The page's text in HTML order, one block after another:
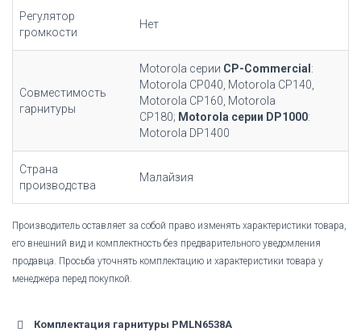
Регулятор
громкости
Нет
Совместимость
гарнитуры
Motorola серии CP-Commercial :
Motorola CP040, Motorola CP140,
Motorola CP160, Motorola
CP180; Motorola серии DP1000:
Motorola DP1400
Страна
производства
Малайзия
Производитель оставляет за собой право изменять характеристики товара,
его внешний вид и комплектность без предварительного уведомления
продавца. Просьба уточнять комплектацию и характеристики товара у
менеджера перед покупкой.
Комплектация гарнитуры PMLN6538A